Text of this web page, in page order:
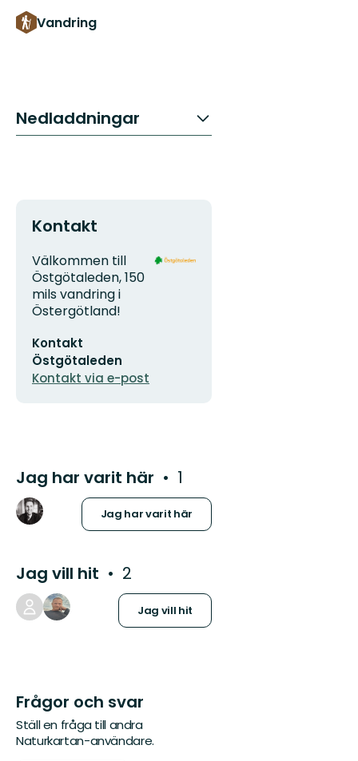
Vandring
Nedladdningar
Kontakt
Adress
Välkommen till
Östgötaleden, 150
mils vandring i
Östergötland!
postadress
Kontakt
Östgötaleden
Kontakt via e-post
Organisationens
Jag har varit här 1
Jag har varit här
Jag vill hit 2
Jag vill hit
Frågor och svar
Ställ en fråga till andra
Naturkartan-användare.